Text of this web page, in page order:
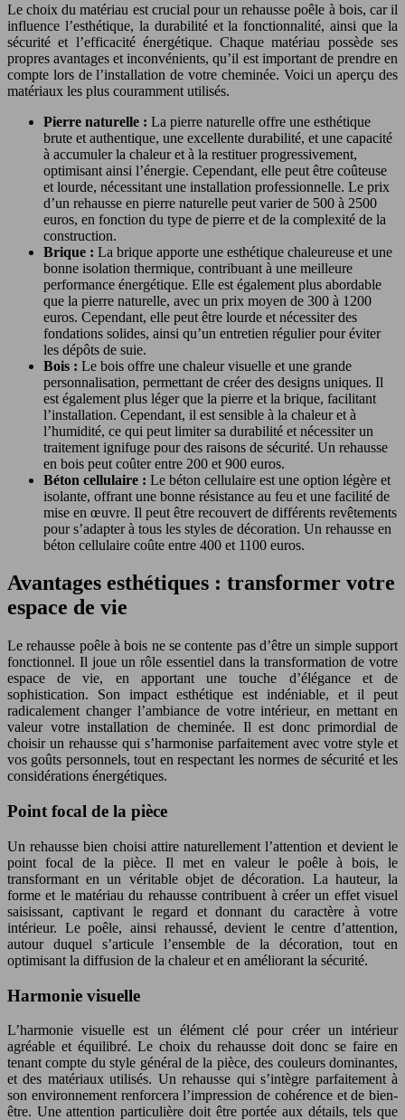
Le choix du matériau est crucial pour un rehausse poêle à bois, car il
influence l’esthétique, la durabilité et la fonctionnalité, ainsi que la
sécurité et l’efficacité énergétique. Chaque matériau possède ses
propres avantages et inconvénients, qu’il est important de prendre en
compte lors de l’installation de votre cheminée. Voici un aperçu des
matériaux les plus couramment utilisés.
Pierre naturelle : La pierre naturelle offre une esthétique
brute et authentique, une excellente durabilité, et une capacité
à accumuler la chaleur et à la restituer progressivement,
optimisant ainsi l’énergie. Cependant, elle peut être coûteuse
et lourde, nécessitant une installation professionnelle. Le prix
d’un rehausse en pierre naturelle peut varier de 500 à 2500
euros, en fonction du type de pierre et de la complexité de la
construction.
Brique : La brique apporte une esthétique chaleureuse et une
bonne isolation thermique, contribuant à une meilleure
performance énergétique. Elle est également plus abordable
que la pierre naturelle, avec un prix moyen de 300 à 1200
euros. Cependant, elle peut être lourde et nécessiter des
fondations solides, ainsi qu’un entretien régulier pour éviter
les dépôts de suie.
Bois : Le bois offre une chaleur visuelle et une grande
personnalisation, permettant de créer des designs uniques. Il
est également plus léger que la pierre et la brique, facilitant
l’installation. Cependant, il est sensible à la chaleur et à
l’humidité, ce qui peut limiter sa durabilité et nécessiter un
traitement ignifuge pour des raisons de sécurité. Un rehausse
en bois peut coûter entre 200 et 900 euros.
Béton cellulaire : Le béton cellulaire est une option légère et
isolante, offrant une bonne résistance au feu et une facilité de
mise en œuvre. Il peut être recouvert de différents revêtements
pour s’adapter à tous les styles de décoration. Un rehausse en
béton cellulaire coûte entre 400 et 1100 euros.
Avantages esthétiques : transformer votre
espace de vie
Le rehausse poêle à bois ne se contente pas d’être un simple support
fonctionnel. Il joue un rôle essentiel dans la transformation de votre
espace de vie, en apportant une touche d’élégance et de
sophistication. Son impact esthétique est indéniable, et il peut
radicalement changer l’ambiance de votre intérieur, en mettant en
valeur votre installation de cheminée. Il est donc primordial de
choisir un rehausse qui s’harmonise parfaitement avec votre style et
vos goûts personnels, tout en respectant les normes de sécurité et les
considérations énergétiques.
Point focal de la pièce
Un rehausse bien choisi attire naturellement l’attention et devient le
point focal de la pièce. Il met en valeur le poêle à bois, le
transformant en un véritable objet de décoration. La hauteur, la
forme et le matériau du rehausse contribuent à créer un effet visuel
saisissant, captivant le regard et donnant du caractère à votre
intérieur. Le poêle, ainsi rehaussé, devient le centre d’attention,
autour duquel s’articule l’ensemble de la décoration, tout en
optimisant la diffusion de la chaleur et en améliorant la sécurité.
Harmonie visuelle
L’harmonie visuelle est un élément clé pour créer un intérieur
agréable et équilibré. Le choix du rehausse doit donc se faire en
tenant compte du style général de la pièce, des couleurs dominantes,
et des matériaux utilisés. Un rehausse qui s’intègre parfaitement à
son environnement renforcera l’impression de cohérence et de bien-
être. Une attention particulière doit être portée aux détails, tels que